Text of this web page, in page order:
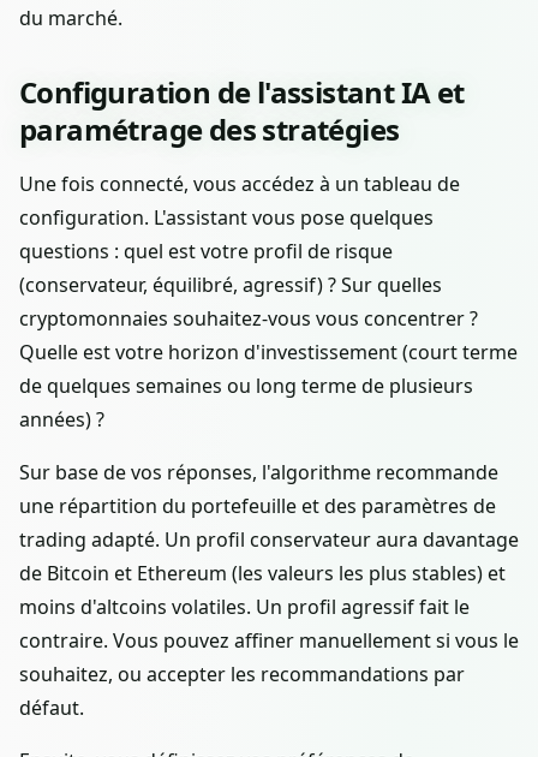
du marché.
Configuration de l'assistant IA et
paramétrage des stratégies
Une fois connecté, vous accédez à un tableau de
configuration. L'assistant vous pose quelques
questions : quel est votre profil de risque
(conservateur, équilibré, agressif) ? Sur quelles
cryptomonnaies souhaitez-vous vous concentrer ?
Quelle est votre horizon d'investissement (court terme
de quelques semaines ou long terme de plusieurs
années) ?
Sur base de vos réponses, l'algorithme recommande
une répartition du portefeuille et des paramètres de
trading adapté. Un profil conservateur aura davantage
de Bitcoin et Ethereum (les valeurs les plus stables) et
moins d'altcoins volatiles. Un profil agressif fait le
contraire. Vous pouvez affiner manuellement si vous le
souhaitez, ou accepter les recommandations par
défaut.